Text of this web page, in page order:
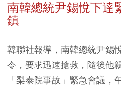
南韓總統尹錫悅下達
鎮
韓聯社報導，南韓總統尹錫
令，要求迅速搶救，隨後他
「梨泰院事故」緊急會議，